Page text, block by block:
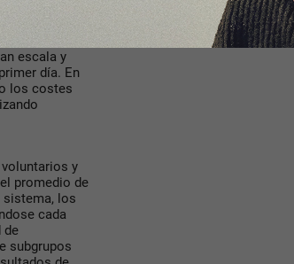
en datos
permite a
escala y
día. En
los costes
y
promedio de
sistema, los
cada
de
subgrupos